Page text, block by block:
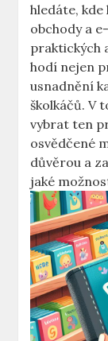
hledáte, kde
obchody a
praktických
hodí nejen
usnadnění
školkáčů. V
vybrat ten
osvědčené
důvěrou a
jaké